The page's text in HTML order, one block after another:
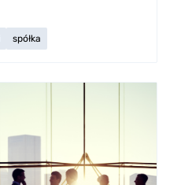
spółka